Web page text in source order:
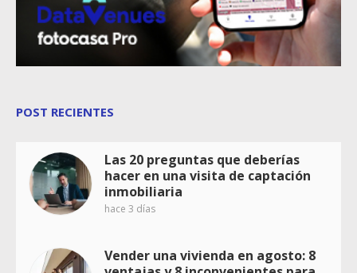
POST RECIENTES
Las 20 preguntas que deberías
hacer en una visita de captación
inmobiliaria
hace 3 días
Vender una vivienda en agosto: 8